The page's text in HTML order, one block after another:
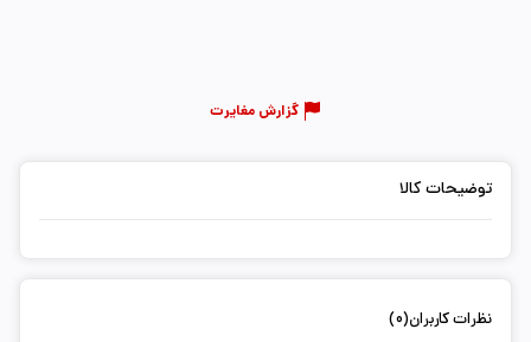
گزارش مغایرت
توضیحات کالا
نظرات کاربران(0)